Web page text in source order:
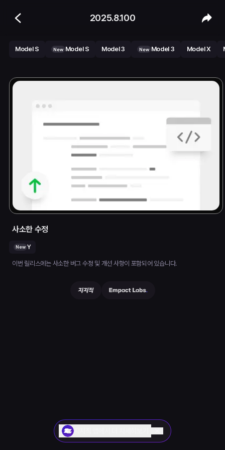
2025.8.100
Model S New Model S Model 3 New Model 3 Model X
사소한 수정
New Y
이번 릴리스에는 사소한 버그 수정 및 개선 사항이 포함되어 있습니다.
지지직 앱에서 더 자세히보기